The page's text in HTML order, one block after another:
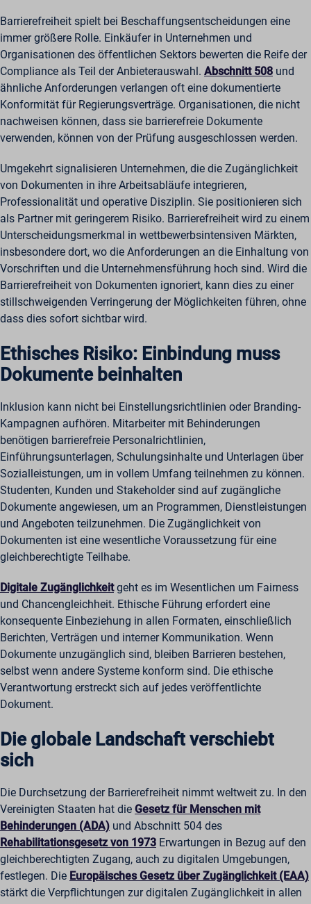
Barrierefreiheit spielt bei Beschaffungsentscheidungen eine
immer größere Rolle. Einkäufer in Unternehmen und
Organisationen des öffentlichen Sektors bewerten die Reife der
Compliance als Teil der Anbieterauswahl. Abschnitt 508 und
ähnliche Anforderungen verlangen oft eine dokumentierte
Konformität für Regierungsverträge. Organisationen, die nicht
nachweisen können, dass sie barrierefreie Dokumente
verwenden, können von der Prüfung ausgeschlossen werden.
Umgekehrt signalisieren Unternehmen, die die Zugänglichkeit
von Dokumenten in ihre Arbeitsabläufe integrieren,
Professionalität und operative Disziplin. Sie positionieren sich
als Partner mit geringerem Risiko. Barrierefreiheit wird zu einem
Unterscheidungsmerkmal in wettbewerbsintensiven Märkten,
insbesondere dort, wo die Anforderungen an die Einhaltung von
Vorschriften und die Unternehmensführung hoch sind. Wird die
Barrierefreiheit von Dokumenten ignoriert, kann dies zu einer
stillschweigenden Verringerung der Möglichkeiten führen, ohne
dass dies sofort sichtbar wird.
Ethisches Risiko: Einbindung muss
Dokumente beinhalten
Inklusion kann nicht bei Einstellungsrichtlinien oder Branding-
Kampagnen aufhören. Mitarbeiter mit Behinderungen
benötigen barrierefreie Personalrichtlinien,
Einführungsunterlagen, Schulungsinhalte und Unterlagen über
Sozialleistungen, um in vollem Umfang teilnehmen zu können.
Studenten, Kunden und Stakeholder sind auf zugängliche
Dokumente angewiesen, um an Programmen, Dienstleistungen
und Angeboten teilzunehmen. Die Zugänglichkeit von
Dokumenten ist eine wesentliche Voraussetzung für eine
gleichberechtigte Teilhabe.
Digitale Zugänglichkeitgeht es im Wesentlichen um Fairness
und Chancengleichheit. Ethische Führung erfordert eine
konsequente Einbeziehung in allen Formaten, einschließlich
Berichten, Verträgen und interner Kommunikation. Wenn
Dokumente unzugänglich sind, bleiben Barrieren bestehen,
selbst wenn andere Systeme konform sind. Die ethische
Verantwortung erstreckt sich auf jedes veröffentlichte
Dokument.
Die globale Landschaft verschiebt
sich
Die Durchsetzung der Barrierefreiheit nimmt weltweit zu. In den
Vereinigten Staaten hat die Gesetz für Menschen mit
Behinderungen (ADA) und Abschnitt 504 des
Rehabilitationsgesetz von 1973 Erwartungen in Bezug auf den
gleichberechtigten Zugang, auch zu digitalen Umgebungen,
festlegen. Die Europäisches Gesetz über Zugänglichkeit (EAA)
stärkt die Verpflichtungen zur digitalen Zugänglichkeit in allen